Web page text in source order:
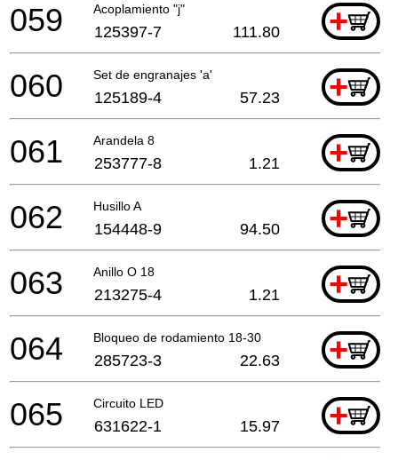
Acoplamiento "j" +
059 125397-7 111.80
Set de engranajes 'a' +
060 125189-4 57.23
Arandela 8 +
061 253777-8 1.21
Husillo A +
062 154448-9 94.50
Anillo O 18 +
063 213275-4 1.21
Bloqueo de rodamiento 18-30 +
064 285723-3 22.63
Circuito LED +
065 631622-1 15.97